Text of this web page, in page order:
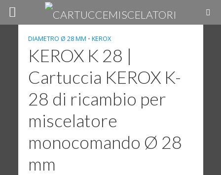
DIAMETRO Ø 28 MM • KEROX
KEROX K 28 |
Cartuccia KEROX K-
28 di ricambio per
miscelatore
monocomando Ø 28
mm